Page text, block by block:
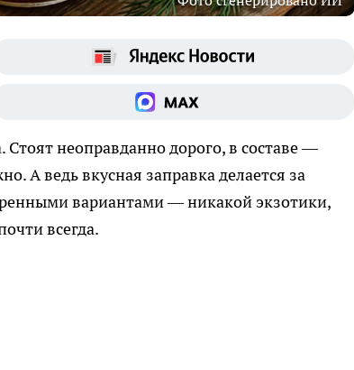
Стоят неоправданно дорого, в составе —
А ведь вкусная заправка делается за
вариантами — никакой экзотики,
всегда.